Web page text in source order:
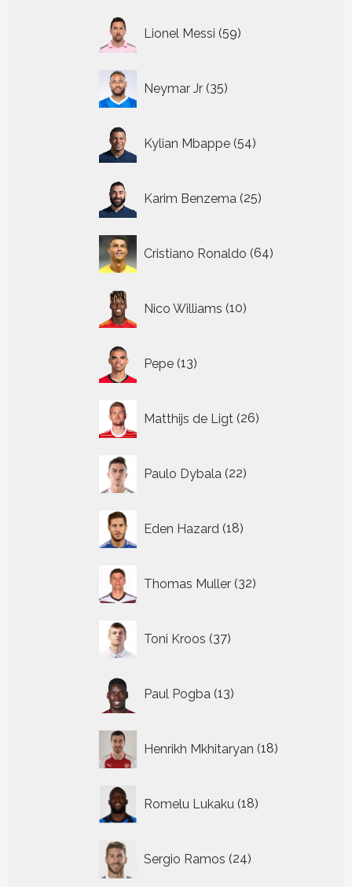
Lionel Messi 59
producten
Neymar Jr 35
producten
Kylian Mbappe 54
producten
Karim Benzema 25
producten
Cristiano Ronaldo 64
producten
Nico Williams 10
producten
Pepe 13
producten
Matthijs de Ligt 26
producten
Paulo Dybala 22
producten
Eden Hazard 18
producten
Thomas Muller 32
producten
Toni Kroos 37
producten
Paul Pogba 13
producten
Henrikh Mkhitaryan 18
producten
Romelu Lukaku 18
producten
Sergio Ramos 24
producten